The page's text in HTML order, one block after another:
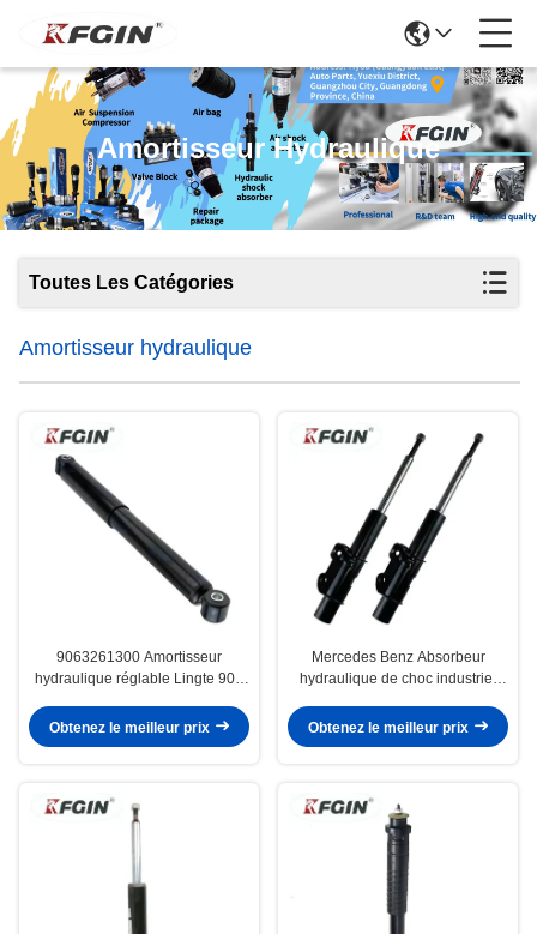
Amortisseur Hydraulique
Toutes Les Catégories
Amortisseur hydraulique
9063261300 Amortisseur
hydraulique réglable Lingte 906
Obtenez le meilleur prix
Mercedes Benz Absorbeur
hydraulique de choc industriel
soutènement du moteur avant
Obtenez le meilleur prix